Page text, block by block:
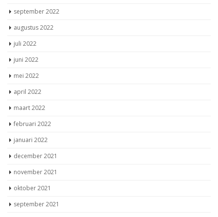
september 2022
augustus 2022
juli 2022
juni 2022
mei 2022
april 2022
maart 2022
februari 2022
januari 2022
december 2021
november 2021
oktober 2021
september 2021